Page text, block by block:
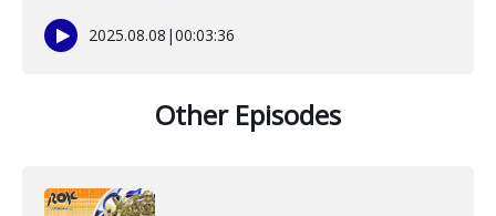
2025.08.08 |00:03:36
Other Episodes